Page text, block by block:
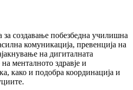
создавање побезбедна училишна
комуникација, превенција на
на дигиталната
менталното здравје и
како и подобра координација и